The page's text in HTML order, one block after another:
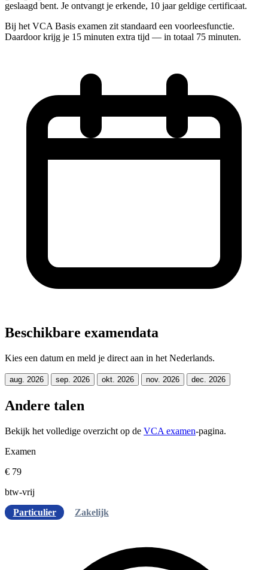
geslaagd bent. Je ontvangt je erkende, 10 jaar geldige certificaat.
Bij het VCA Basis examen zit standaard een voorleesfunctie.
Daardoor krijg je 15 minuten extra tijd — in totaal 75 minuten.
Beschikbare examendata
Kies een datum en meld je direct aan in het Nederlands.
aug. 2026 sep. 2026 okt. 2026 nov. 2026 dec. 2026
Andere talen
Bekijk het volledige overzicht op de VCA examen-pagina.
Examen
€ 79
btw-vrij
Particulier
Zakelijk